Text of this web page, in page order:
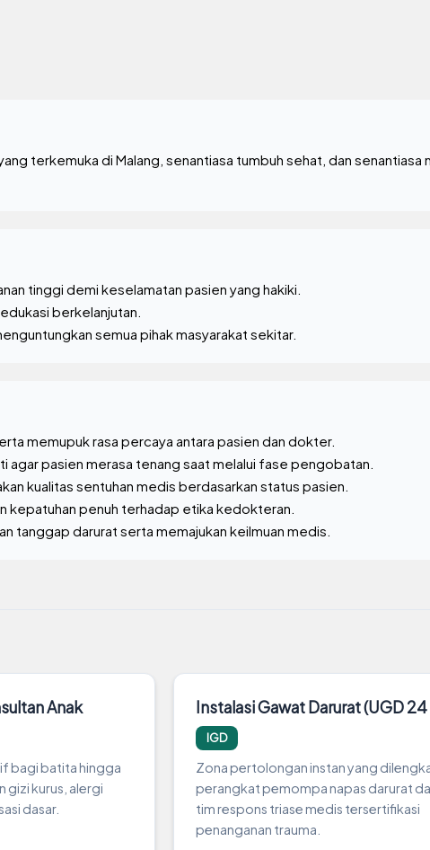
terkemuka di Malang, senantiasa tumbuh sehat, dan senantiasa
tinggi demi keselamatan pasien yang hakiki.
berkelanjutan.
semua pihak masyarakat sekitar.
memupuk rasa percaya antara pasien dan dokter.
agar pasien merasa tenang saat melalui fase pengobatan.
kualitas sentuhan medis berdasarkan status pasien.
kepatuhan penuh terhadap etika kedokteran.
tanggap darurat serta memajukan keilmuan medis.
Anak
bagi batita hingga
gizi kurus, alergi
dasar.
Instalasi Gawat Darurat (UGD 24
IGD
Zona pertolongan instan yang
perangkat pemompa napas darurat
tim respons triase medis tersertifikasi
penanganan trauma.